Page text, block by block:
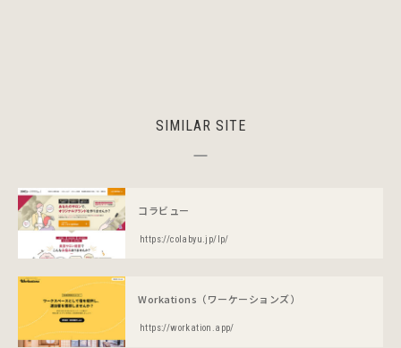
SIMILAR SITE
コラビュー
https://colabyu.jp/lp/
Workations（ワーケーションズ）
https://workation.app/